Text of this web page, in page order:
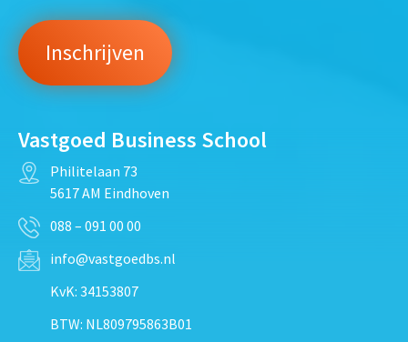
Vastgoed Business School
Philitelaan 73
5617 AM Eindhoven
088 – 091 00 00
info@vastgoedbs.nl
KvK: 34153807
BTW: NL809795863B01